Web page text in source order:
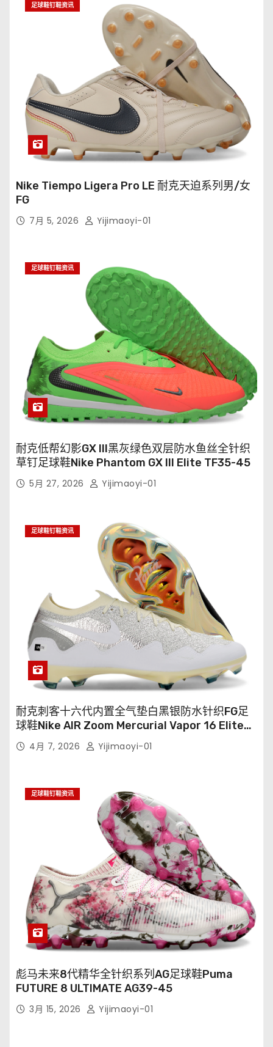
足球鞋钉鞋资讯
Nike Tiempo Ligera Pro LE 耐克天迫系列男/女
FG
7月 5, 2026 Yijimaoyi-01
足球鞋钉鞋资讯
耐克低帮幻影GX III黑灰绿色双层防水鱼丝全针织
草钉足球鞋Nike Phantom GX III Elite TF35-45
5月 27, 2026 Yijimaoyi-01
足球鞋钉鞋资讯
耐克刺客十六代内置全气垫白黑银防水针织FG足
球鞋Nike AIR Zoom Mercurial Vapor 16 Elite
XXV FG35-45
4月 7, 2026 Yijimaoyi-01
足球鞋钉鞋资讯
彪马未来8代精华全针织系列AG足球鞋Puma
FUTURE 8 ULTIMATE AG39-45
3月 15, 2026 Yijimaoyi-01